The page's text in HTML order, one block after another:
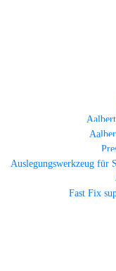
Auslegungswerkzeug für
Fast Fix